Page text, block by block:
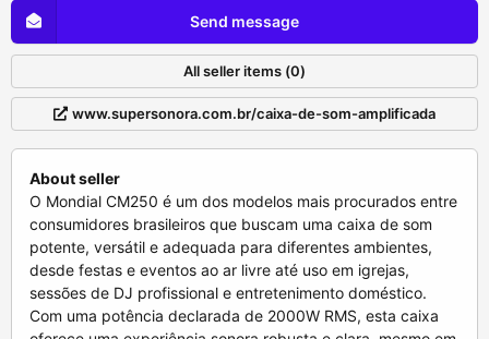
Send message
All seller items (0)
www.supersonora.com.br/caixa-de-som-amplificada
About seller
O Mondial CM250 é um dos modelos mais procurados entre
consumidores brasileiros que buscam uma caixa de som
potente, versátil e adequada para diferentes ambientes,
desde festas e eventos ao ar livre até uso em igrejas,
sessões de DJ profissional e entretenimento doméstico.
Com uma potência declarada de 2000W RMS, esta caixa